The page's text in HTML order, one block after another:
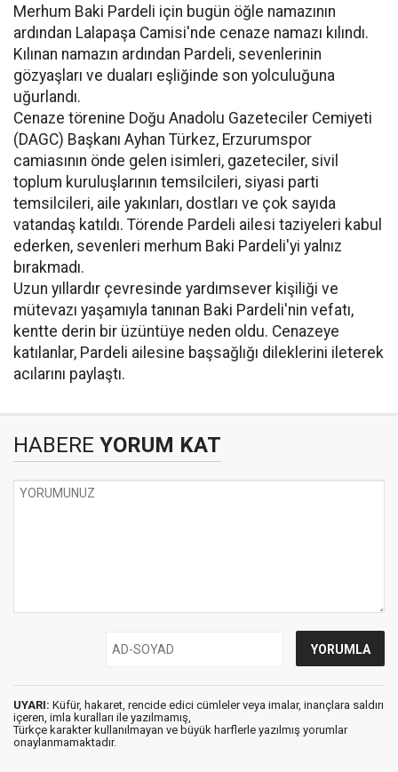
Merhum Baki Pardeli için bugün öğle namazının
ardından Lalapaşa Camisi'nde cenaze namazı kılındı.
Kılınan namazın ardından Pardeli, sevenlerinin
gözyaşları ve duaları eşliğinde son yolculuğuna
uğurlandı.
Cenaze törenine Doğu Anadolu Gazeteciler Cemiyeti
(DAGC) Başkanı Ayhan Türkez, Erzurumspor
camiasının önde gelen isimleri, gazeteciler, sivil
toplum kuruluşlarının temsilcileri, siyasi parti
temsilcileri, aile yakınları, dostları ve çok sayıda
vatandaş katıldı. Törende Pardeli ailesi taziyeleri kabul
ederken, sevenleri merhum Baki Pardeli'yi yalnız
bırakmadı.
Uzun yıllardır çevresinde yardımsever kişiliği ve
mütevazı yaşamıyla tanınan Baki Pardeli'nin vefatı,
kentte derin bir üzüntüye neden oldu. Cenazeye
katılanlar, Pardeli ailesine başsağlığı dileklerini ileterek
acılarını paylaştı.
HABERE YORUM KAT
UYARI: Küfür, hakaret, rencide edici cümleler veya imalar, inançlara saldırı
içeren, imla kuralları ile yazılmamış,
Türkçe karakter kullanılmayan ve büyük harflerle yazılmış yorumlar
onaylanmamaktadır.